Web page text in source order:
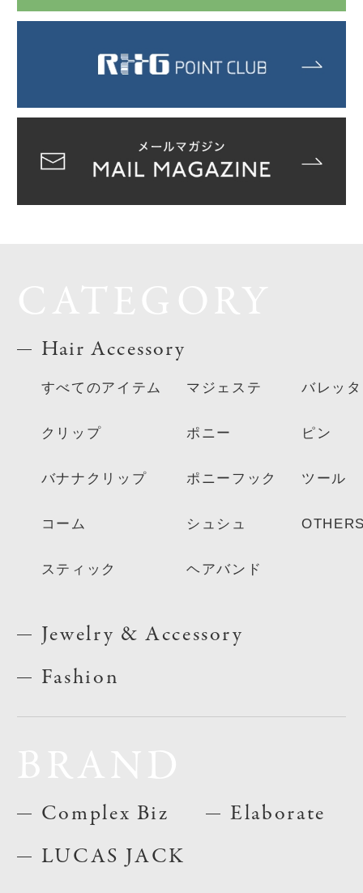
Hair Accessory
すべてのアイテム
クリップ
バナナクリップ
コーム
スティック
マジェステ
ポニー
ポニーフック
シュシュ
ヘアバンド
バレッタ
ピン
ツール
Jewelry & Accessory
Fashion
Complex Biz
LUCAS JACK
Elaborate